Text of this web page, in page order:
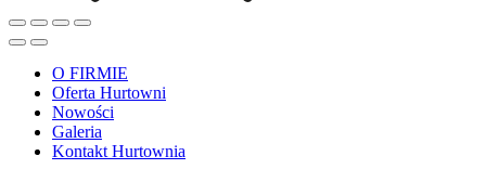
O FIRMIE
Oferta Hurtowni
Nowości
Galeria
Kontakt Hurtownia